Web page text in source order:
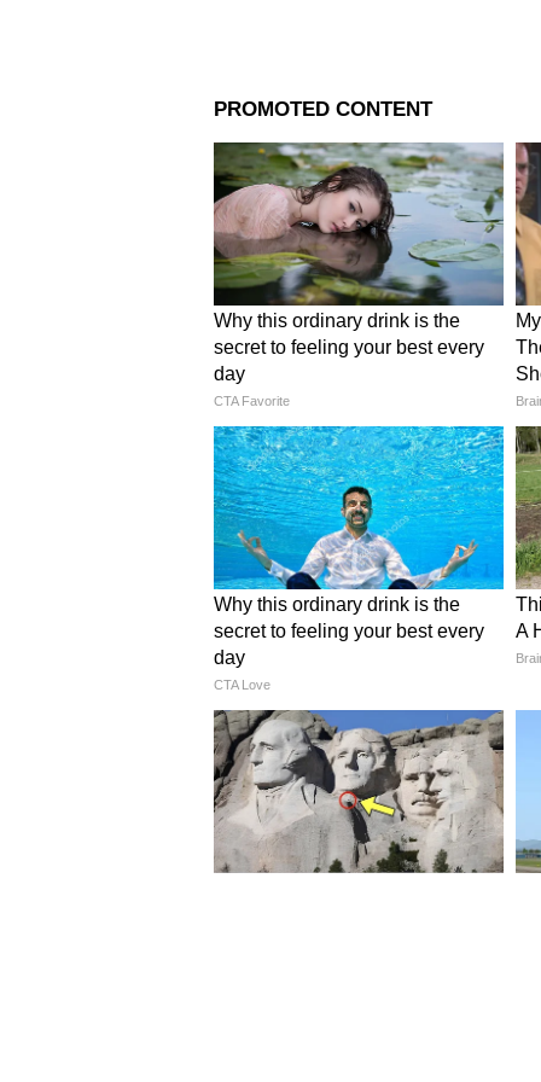
Image Credit :Instagram
জানিয়ে রাখি, 'মিস্টার ইন্ডিয়া'
ট্রাউজার আর জুতো পরেছিলেন।
যে, প্রোডাকশন হাউস নায়কের
4
5
Image Credit :Instagram
পরিচালক শেখর কাপুর মাত্র ২ কোটি
বক্স অফিসে ঝড় তোলে এবং ১০
সুপারহিরো ছবি ছিল, যা বনি কাপুর
তৈরি করেছিলেন। ছবিতে প্রধান